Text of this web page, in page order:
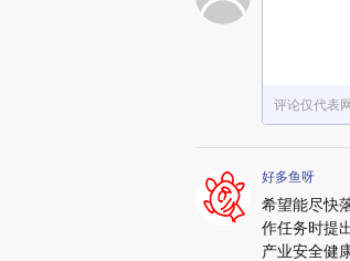
评论仅代表
好多鱼呀
希望能尽快
作任务时提
产业安全健